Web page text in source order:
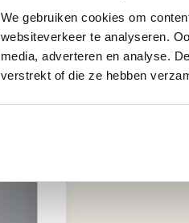
We gebruiken cookies om
websiteverkeer te analyseren.
media, adverteren en analyse.
verstrekt of die ze hebben